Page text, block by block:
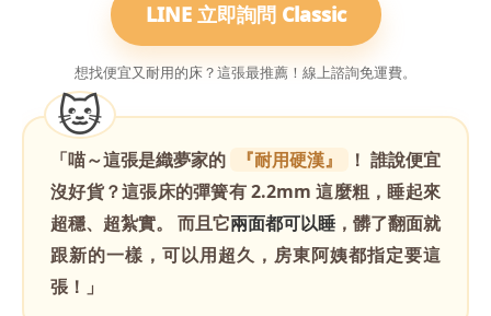
LINE 立即詢問 Classic
想找便宜又耐用的床？這張最推薦！線上諮詢免運費。
🐱
「喵～這張是織夢家的 『耐用硬漢』
！ 誰說便宜
沒好貨？這張床的彈簧有 2.2mm 這麼粗，睡起來
超穩、超紮實。 而且它兩面都可以睡 ，髒了翻面就
跟新的一樣，可以用超久，房東阿姨都指定要這
張！」